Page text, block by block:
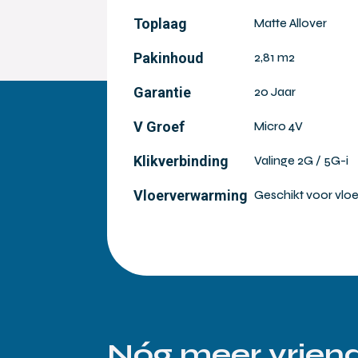
Toplaag Matte Allover
Pakinhoud 2,81 m2
Garantie 20 Jaar
V Groef Micro 4V
Klikverbinding Valinge 2G / 5G-i
Vloerverwarming Geschikt voor